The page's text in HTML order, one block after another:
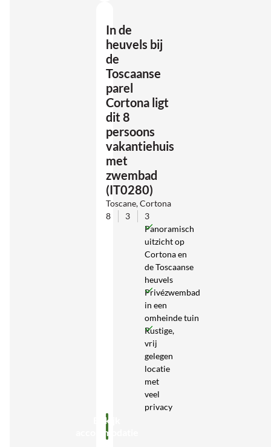
In de
heuvels bij
de
Toscaanse
parel
Cortona ligt
dit 8
persoons
vakantiehuis
met
zwembad
(IT0280)
Toscane, Cortona
8
3
3
Panoramisch
uitzicht op
Cortona en
de Toscaanse
heuvels
Privézwembad
in een
omheinde tuin
Rustige,
vrij
gelegen
locatie
met
veel
privacy
Bekijk
accommodatie